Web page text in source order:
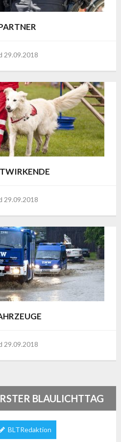
29.09.2018
29.09.2018
29.09.2018
BLAULICHTTAG
BLTRedaktion